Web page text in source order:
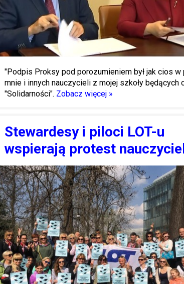
"Podpis Proksy pod porozumieniem był jak cios w
mnie i innych nauczycieli z mojej szkoły będących
"Solidarności". Zobacz więcej »
Stewardesy i piloci LOT-u
wspierają protest